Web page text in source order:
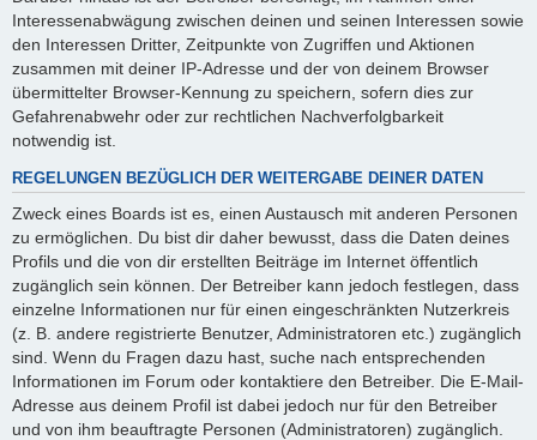
Interessenabwägung zwischen deinen und seinen Interessen sowie
den Interessen Dritter, Zeitpunkte von Zugriffen und Aktionen
zusammen mit deiner IP-Adresse und der von deinem Browser
übermittelter Browser-Kennung zu speichern, sofern dies zur
Gefahrenabwehr oder zur rechtlichen Nachverfolgbarkeit
notwendig ist.
REGELUNGEN BEZÜGLICH DER WEITERGABE DEINER DATEN
Zweck eines Boards ist es, einen Austausch mit anderen Personen
zu ermöglichen. Du bist dir daher bewusst, dass die Daten deines
Profils und die von dir erstellten Beiträge im Internet öffentlich
zugänglich sein können. Der Betreiber kann jedoch festlegen, dass
einzelne Informationen nur für einen eingeschränkten Nutzerkreis
(z. B. andere registrierte Benutzer, Administratoren etc.) zugänglich
sind. Wenn du Fragen dazu hast, suche nach entsprechenden
Informationen im Forum oder kontaktiere den Betreiber. Die E-Mail-
Adresse aus deinem Profil ist dabei jedoch nur für den Betreiber
und von ihm beauftragte Personen (Administratoren) zugänglich.